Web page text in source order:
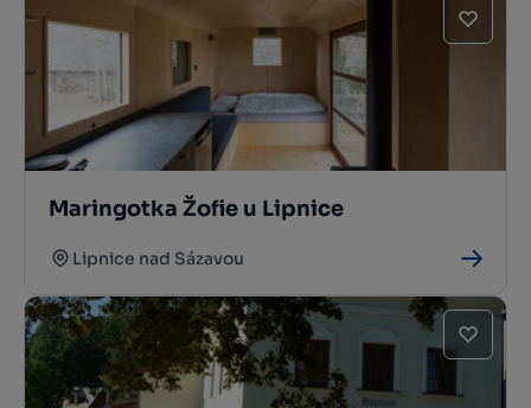
Maringotka Žofie u Lipnice
Lipnice nad Sázavou